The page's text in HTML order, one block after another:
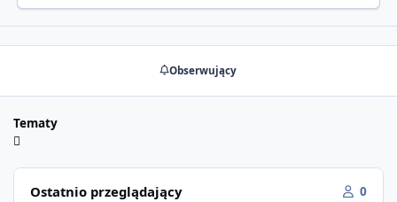
Obserwujący
Tematy
Ostatnio przeglądający 0